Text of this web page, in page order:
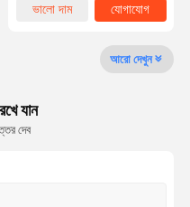
ভালো দাম
যোগাযোগ
আরো দেখুন
যান
দেব